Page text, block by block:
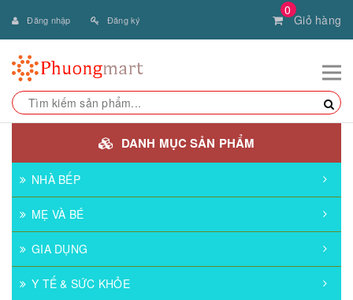
0
Giỏ hàng
Đăng nhập Đăng ký
DANH MỤC SẢN PHẨM
NHÀ BẾP
MẸ VÀ BÉ
GIA DỤNG
Y TẾ & SỨC KHỎE